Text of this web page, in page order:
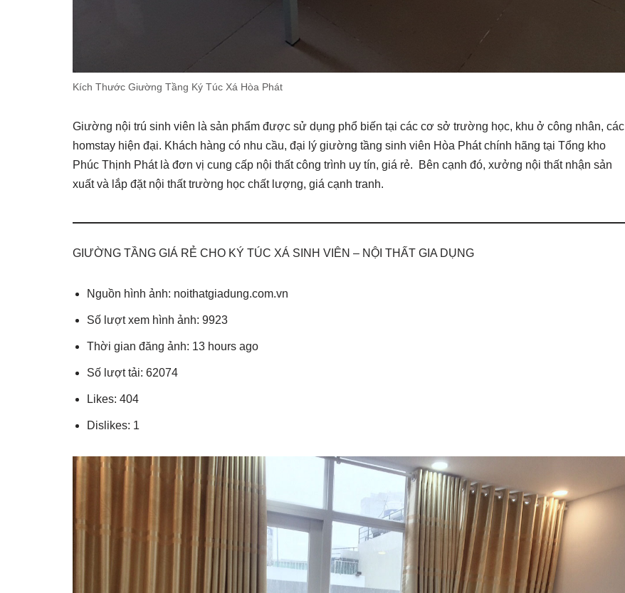
Kích Thước Giường Tầng Ký Túc Xá Hòa Phát
Giường nội trú sinh viên là sản phẩm được sử dụng phổ biến tại các cơ sở trường học, khu ở công nhân, các
homstay hiện đại. Khách hàng có nhu cầu, đại lý giường tầng sinh viên Hòa Phát chính hãng tại Tổng kho
Phúc Thịnh Phát là đơn vị cung cấp nội thất công trình uy tín, giá rẻ. Bên cạnh đó, xưởng nội thất nhận sản
xuất và lắp đặt nội thất trường học chất lượng, giá cạnh tranh.
GIƯỜNG TẦNG GIÁ RẺ CHO KÝ TÚC XÁ SINH VIÊN – NỘI THẤT GIA DỤNG
Nguồn hình ảnh: noithatgiadung.com.vn
Số lượt xem hình ảnh: 9923
Thời gian đăng ảnh: 13 hours ago
Số lượt tải: 62074
Likes: 404
Dislikes: 1